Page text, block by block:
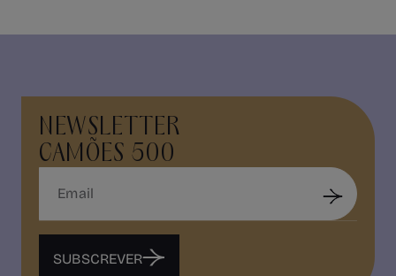
NEWSLETTER
CAMÕES 500
SUBSCREVER